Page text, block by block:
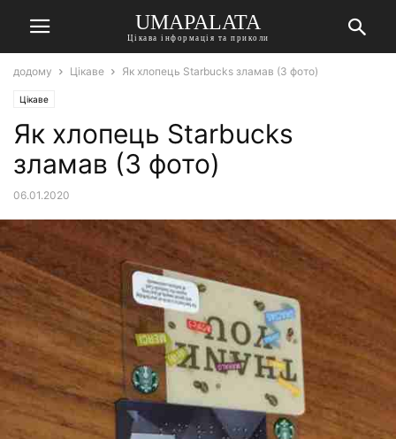
UMAPALATA
Цікава інформація та приколи
додому Цікаве Як хлопець Starbucks зламав (3 фото)
Цікаве
Як хлопець Starbucks
зламав (3 фото)
06.01.2020